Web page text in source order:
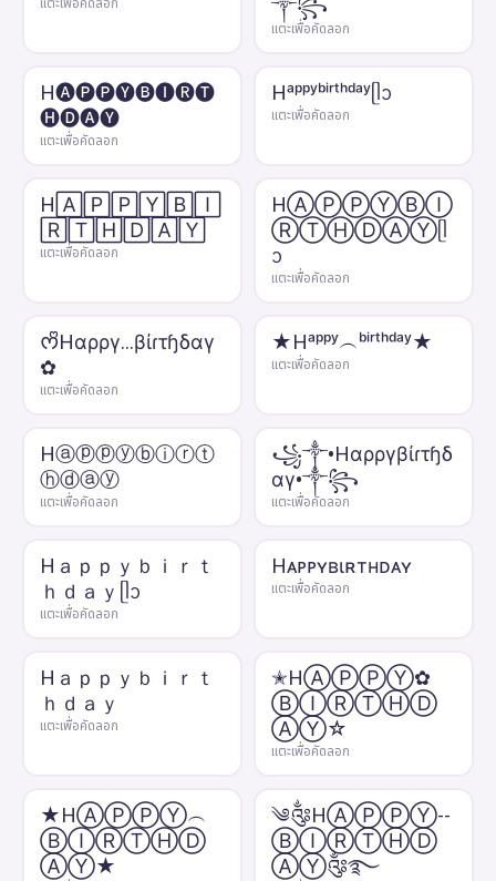
แตะเพื่อคัดลอก
༒꧂
แตะเพื่อคัดลอก
H🅐🅟🅟🅨🅑🅘🅡🅣
🅗🅓🅐🅨
แตะเพื่อคัดลอก
Hᵃᵖᵖʸᵇⁱʳᵗʰᵈᵃʸᥫᩣ
แตะเพื่อคัดลอก
H🄰🄿🄿🅈🄱🄸
🅁🅃🄷🄳🄰🅈
แตะเพื่อคัดลอก
HⒶⓅⓅⓎⒷⒾ
ⓇⓉⒽⒹⒶⓎᥫ
ᩣ
แตะเพื่อคัดลอก
ᰔᩚHαρργ...βίɾτɧδαγ
✿
แตะเพื่อคัดลอก
★Hᵃᵖᵖʸ︵ᵇⁱʳᵗʰᵈᵃʸ★
แตะเพื่อคัดลอก
Hⓐⓟⓟⓨⓑⓘⓡⓣ
ⓗⓓⓐⓨ
แตะเพื่อคัดลอก
꧁༒•Hαρργβίɾτɧδ
αγ•༒꧂
แตะเพื่อคัดลอก
Hａｐｐｙｂｉｒｔ
ｈｄａｙᥫᩣ
แตะเพื่อคัดลอก
Hᴀᴘᴘʏʙιʀтнᴅᴀʏ
แตะเพื่อคัดลอก
Hａｐｐｙｂｉｒｔ
ｈｄａｙ
แตะเพื่อคัดลอก
✭HⒶⓅⓅⓎ✿
ⒷⒾⓇⓉⒽⒹ
ⒶⓎ☆
แตะเพื่อคัดลอก
★HⒶⓅⓅⓎ︵
ⒷⒾⓇⓉⒽⒹ
ⒶⓎ★
༄༂HⒶⓅⓅⓎ--
ⒷⒾⓇⓉⒽⒹ
ⒶⓎ༂࿐